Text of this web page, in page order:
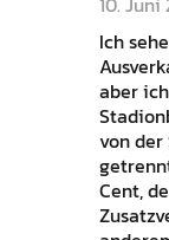
Ich
aber
von
Cent,